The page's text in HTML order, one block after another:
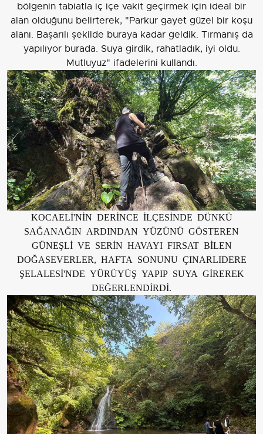
bölgenin tabiatla iç içe vakit geçirmek için ideal bir
alan olduğunu belirterek, "Parkur gayet güzel bir koşu
alanı. Başarılı şekilde buraya kadar geldik. Tırmanış da
yapılıyor burada. Suya girdik, rahatladık, iyi oldu.
Mutluyuz" ifadelerini kullandı.
KOCAELİ'NİN DERİNCE İLÇESİNDE DÜNKÜ
SAĞANAĞIN ARDINDAN YÜZÜNÜ GÖSTEREN
GÜNEŞLİ VE SERİN HAVAYI FIRSAT BİLEN
DOĞASEVERLER, HAFTA SONUNU ÇINARLIDERE
ŞELALESİ'NDE YÜRÜYÜŞ YAPIP SUYA GİREREK
DEĞERLENDİRDİ.